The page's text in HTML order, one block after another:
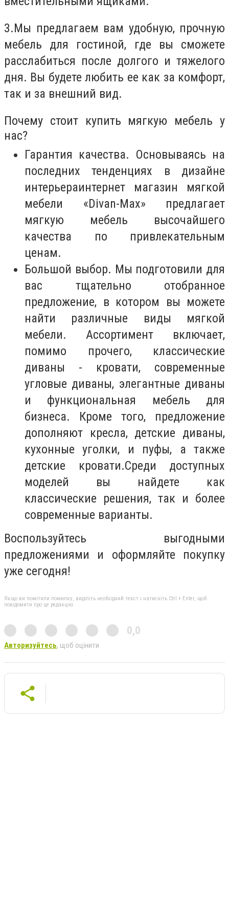
3.Мы предлагаем вам удобную, прочную
мебель для гостиной, где вы сможете
расслабиться после долгого и тяжелого
дня. Вы будете любить ее как за комфорт,
так и за внешний вид.
Почему стоит купить мягкую мебель у
нас?
Гарантия качества. Основываясь на
последних тенденциях в дизайне
интерьераинтернет магазин мягкой
мебели «Divan-Max» предлагает
мягкую мебель высочайшего
качества по привлекательным
ценам.
Большой выбор. Мы подготовили для
вас тщательно отобранное
предложение, в котором вы можете
найти различные виды мягкой
мебели. Ассортимент включает,
помимо прочего, классические
диваны - кровати, современные
угловые диваны, элегантные диваны
и функциональная мебель для
бизнеса. Кроме того, предложение
дополняют кресла, детские диваны,
кухонные уголки, и пуфы, а также
детские кровати.Среди доступных
моделей вы найдете как
классические решения, так и более
современные варианты.
Воспользуйтесь выгодными
предложениями и оформляйте покупку
уже сегодня!
Якщо ви помітили помилку, виділіть необхідний текст і натисніть Ctrl + Enter, щоб
повідомити про це редакцію
0,0
Авторизуйтесь, щоб оцінити